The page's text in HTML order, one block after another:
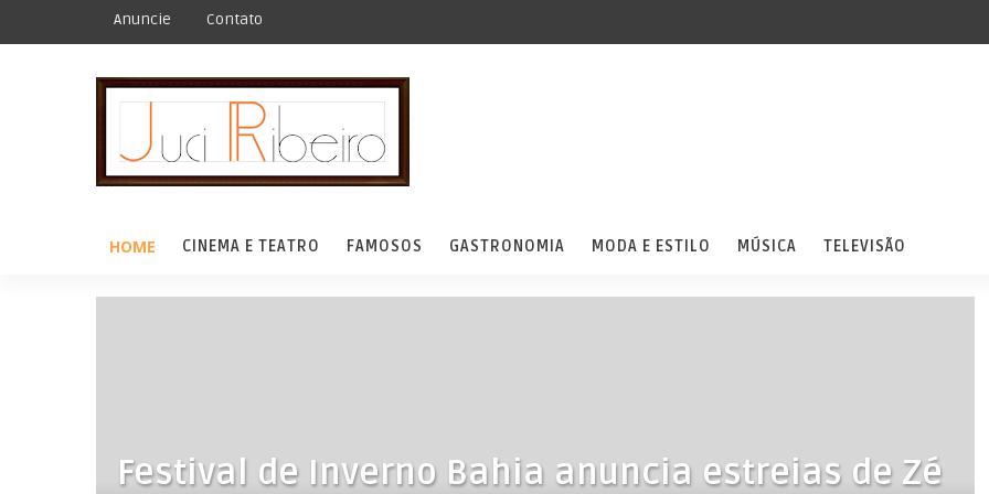
Anuncie Contato
HOME CINEMA E TEATRO FAMOSOS GASTRONOMIA MODA E ESTILO MÚSICA TELEVISÃO
Festival de Inverno Bahia anuncia estreias de Zé